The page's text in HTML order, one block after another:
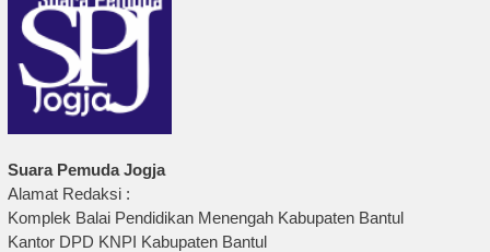
Suara Pemuda Jogja
Alamat Redaksi :
Komplek Balai Pendidikan Menengah Kabupaten Bantul
Kantor DPD KNPI Kabupaten Bantul